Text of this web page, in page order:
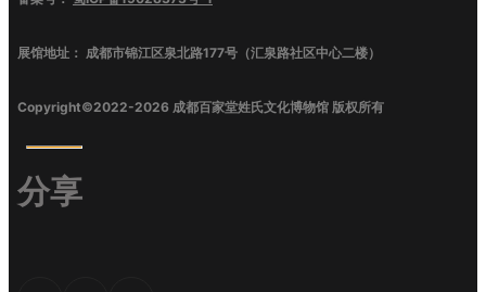
展馆地址： 成都市锦江区泉北路177号（汇泉路社区中心二楼）
Copyright©2022-2026 成都百家堂姓氏文化博物馆 版权所有
分享